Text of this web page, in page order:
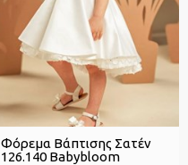
Φόρεμα Βάπτισης Σατέν
126.140 Babybloom